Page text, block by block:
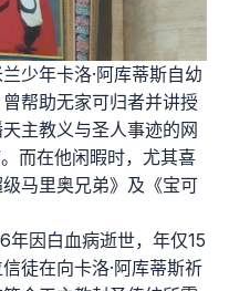
少年卡洛·阿库蒂斯自幼
帮助无家可归者并讲授
主教义与圣人事迹的网
而在他闲暇时，尤其喜
马里奥兄弟》及《宝可
因白血病逝世，年仅15
徒在向卡洛·阿库蒂斯祈